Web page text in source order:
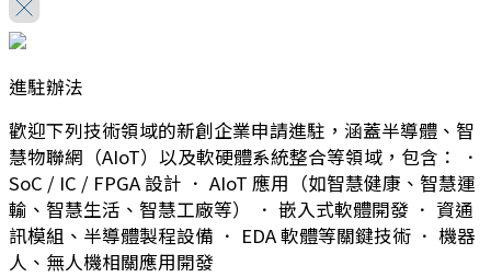
進駐辦法
歡迎下列技術領域的新創企業申請進駐，涵蓋半導體、智
慧物聯網（AIoT）以及軟硬體系統整合等領域，包含： ．
SoC / IC / FPGA 設計 ． AIoT 應用（如智慧健康、智慧運
輸、智慧生活、智慧工廠等） ． 嵌入式軟體開發 ． 資通
訊模組、半導體製程設備 ． EDA 軟體等關鍵技術 ． 機器
人、無人機相關應用開發